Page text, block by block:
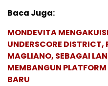
Baca Juga:
MONDEVITA
UNDERSCORE
MAGLIANO, SEBAGAI
MEMBANGUN
BARU